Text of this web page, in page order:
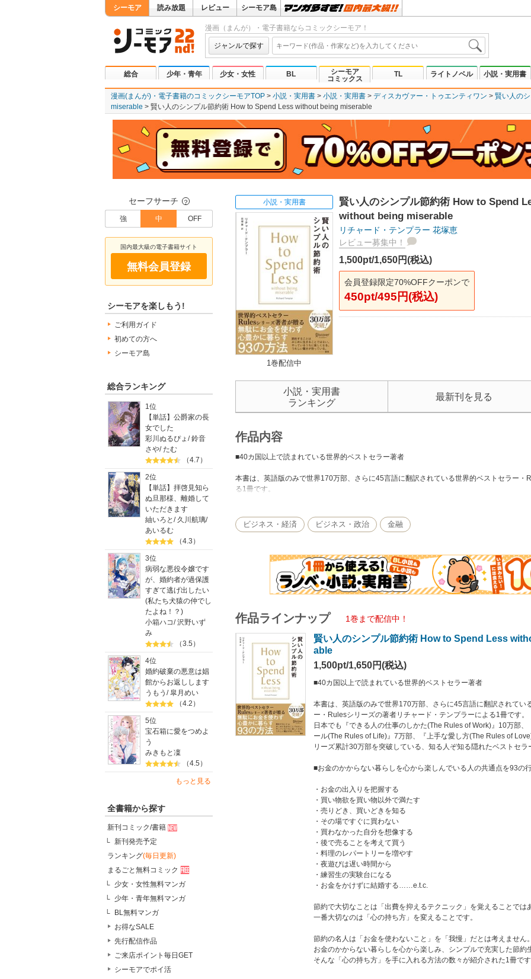
シーモア 読み放題 レビュー シーモア島
漫画（まんが）・電子書籍ならコミックシーモア！
ジャンルで探す
総合 少年・青年 少女・女性 BL
シーモア
コミックス
TL ライトノベル 小説・実用書
漫画(まんが)・電子書籍のコミックシーモアTOP 小説・実用書 小説・実用書 ディスカヴァー・トゥエンティワン
賢い人の
miserable
賢い人のシンプル節約術 How to Spend Less without being miserable
セーフサーチ ？
強 中 OFF
国内最大級の電子書籍サイト
無料会員登録
シーモアを楽しもう!
ご利用ガイド
初めての方へ
シーモア島
総合ランキング
1位
【単話】公爵家の長
女でした
彩川ぬるぴょ /鈴音
さや/たむ
（4.7）
2位
【単話】拝啓見知ら
ぬ旦那様、離婚して
いただきます
紬いろと / 久川航璃/
あいるむ
（4.3）
3位
病弱な悪役令嬢です
が、婚約者が過保護
すぎて逃げ出したい
(私たち犬猿の仲でし
たよね！？)
小箱ハコ/沢野いず
み
（3.5）
4位
婚約破棄の悪意は娼
館からお返しします
うもう /皐月めい
（4.2）
5位
宝石箱に愛をつめよ
う
みきもと凜
（4.5）
もっと見る
全書籍から探す
新刊コミック/書籍
新刊発売予定
ランキング(毎日更新)
まるごと無料コミック
少女・女性無料マンガ
少年・青年無料マンガ
BL無料マンガ
お得なSALE
先行配信作品
ご来店ポイント毎日GET
シーモアでポイ活
小説・実用書
1巻配信中
賢い人のシンプル節約術 How to Spend
without being miserable
リチャード・テンプラー 花塚恵
レビュー募集中！
1,500pt/1,650円(税込)
会員登録限定70%OFFクーポンで
450pt/495円(税込)
小説・実用書
ランキング
最新刊を見る
作品内容
■40カ国以上で読まれている世界的ベストセラー著者
本書は、英語版のみで世界170万部、さらに45言語に翻訳されている世界的ベストセラー・
る1冊です。
日本でも『できる人の仕事のしかた(The Rules of Work)』10万部、『できる人の人生のル
■お金のかからない暮らしを心から楽しんでいる人の共通点を93の行動基準に
・お金の出入りを把握する
・買い物欲を買い物以外で満たす
・売りどき、買いどきを知る
・その場ですぐに買わない
・買わなかった自分を想像する
・料理のレパートリーを増やす
・練習生の実験台になる
・お金をかけずに結婚する……e.t.c.
節約で大切なことは「出費を抑えるテクニック」を覚えることではありません。
一番大切なのは「心の持ち方」を変えることです。
節約の名人は「お金を使わないこと」を「我慢」だとは考えません。
お金のかからない暮らしを心から楽しみ、シンプルで充実した節約生活を送っています。
そんな「心の持ち方」を手に入れる方法の数々が紹介された1冊です。
ビジネス・経済 ビジネス・政治 金融
作品ラインナップ 1巻まで配信中！
賢い人のシンプル節約術 How to Spend Less
able
1,500pt/1,650円(税込)
■40カ国以上で読まれている世界的ベストセラー著者
本書は、英語版のみで世界170万部、さらに45言語に翻訳されてい
ー・Rulesシリーズの著者リチャード・テンプラーによる1冊です。
日本でも『できる人の仕事のしかた(The Rules of Work)』10万部、
ール(The Rules of Life)』7万部、『上手な愛し方(The Rules of
リーズ累計30万部を突破している、知る人ぞ知る隠れたベストセラ
■お金のかからない暮らしを心から楽しんでいる人の共通点を93の
・お金の出入りを把握する
・買い物欲を買い物以外で満たす
・売りどき、買いどきを知る
・その場ですぐに買わない
・買わなかった自分を想像する
・後で売ることを考えて買う
・料理のレパートリーを増やす
・夜遊びは遅い時間から
・練習生の実験台になる
・お金をかけずに結婚する……e.t.c.
節約で大切なことは「出費を抑えるテクニック」を覚えることでは
一番大切なのは「心の持ち方」を変えることです。
節約の名人は「お金を使わないこと」を「我慢」だとは考えません。
お金のかからない暮らしを心から楽しみ、シンプルで充実した節約
そんな「心の持ち方」を手に入れる方法の数々が紹介された1冊です